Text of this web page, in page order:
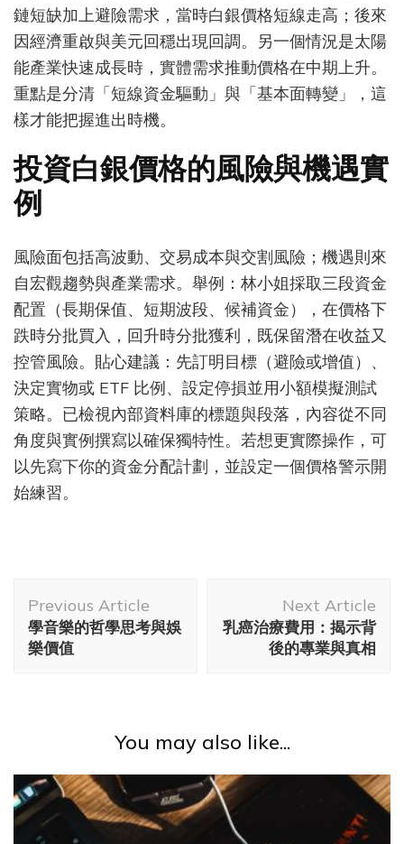
鏈短缺加上避險需求，當時白銀價格短線走高；後來
因經濟重啟與美元回穩出現回調。另一個情況是太陽
能產業快速成長時，實體需求推動價格在中期上升。
重點是分清「短線資金驅動」與「基本面轉變」，這
樣才能把握進出時機。
投資白銀價格的風險與機遇實
例
風險面包括高波動、交易成本與交割風險；機遇則來
自宏觀趨勢與產業需求。舉例：林小姐採取三段資金
配置（長期保值、短期波段、候補資金），在價格下
跌時分批買入，回升時分批獲利，既保留潛在收益又
控管風險。貼心建議：先訂明目標（避險或增值）、
決定實物或 ETF 比例、設定停損並用小額模擬測試
策略。已檢視內部資料庫的標題與段落，內容從不同
角度與實例撰寫以確保獨特性。若想更實際操作，可
以先寫下你的資金分配計劃，並設定一個價格警示開
始練習。
Navigation
Previous Article
學音樂的哲學思考與娛
樂價值
Next Article
乳癌治療費用：揭示背
後的專業與真相
You may also like...